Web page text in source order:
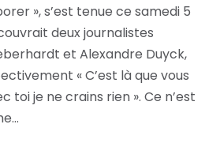
», s’est tenue ce samedi 5
deux journalistes
et Alexandre Duyck,
« C’est là que vous
toi je ne crains rien ». Ce n’est